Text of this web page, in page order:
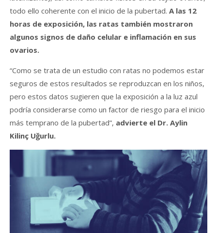
todo ello coherente con el inicio de la pubertad. A las 12
horas de exposición, las ratas también mostraron
algunos signos de daño celular e inflamación en sus
ovarios.
“Como se trata de un estudio con ratas no podemos estar
seguros de estos resultados se reproduzcan en los niños,
pero estos datos sugieren que la exposición a la luz azul
podría considerarse como un factor de riesgo para el inicio
más temprano de la pubertad”, advierte el Dr. Aylin
Kilinç Uğurlu.